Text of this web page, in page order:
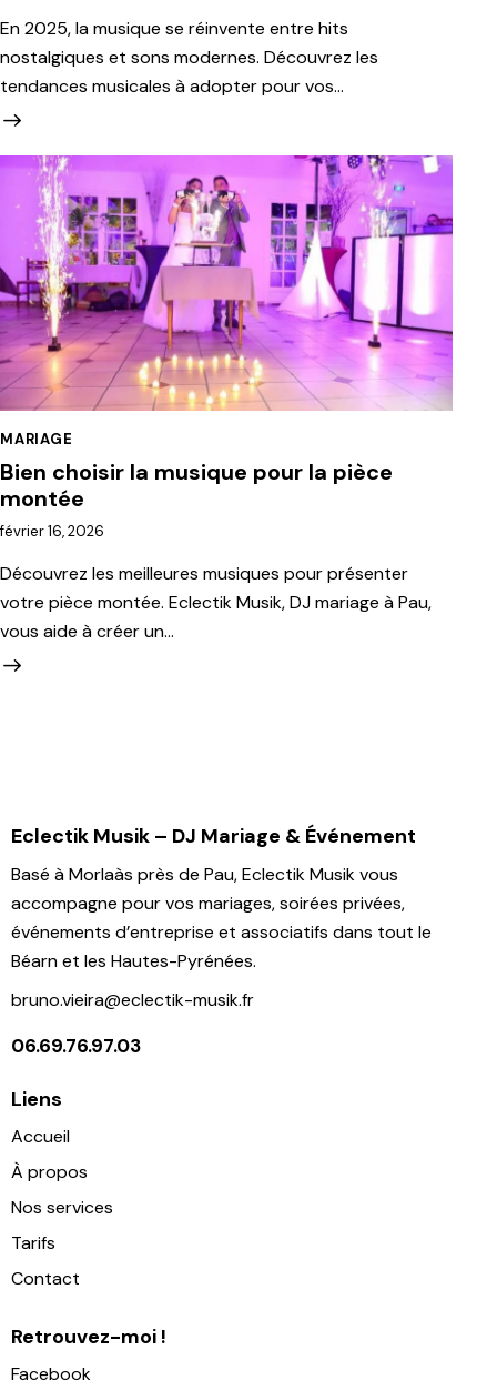
En 2025, la musique se réinvente entre hits
nostalgiques et sons modernes. Découvrez les
tendances musicales à adopter pour vos…
MARIAGE
Bien choisir la musique pour la pièce
montée
février 16, 2026
Découvrez les meilleures musiques pour présenter
votre pièce montée. Eclectik Musik, DJ mariage à Pau,
vous aide à créer un…
Eclectik Musik – DJ Mariage & Événement
Basé à Morlaàs près de Pau, Eclectik Musik vous
accompagne pour vos mariages, soirées privées,
événements d’entreprise et associatifs dans tout le
Béarn et les Hautes-Pyrénées.
bruno.vieira@eclectik-musik.fr
06.69.76.97.03
Liens
Accueil
À propos
Nos services
Tarifs
Contact
Retrouvez-moi !
Facebook